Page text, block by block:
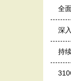
全
深
持